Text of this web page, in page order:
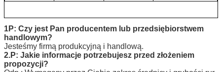
1P: Czy jest Pan producentem lub przedsiębiorstwem
handlowym?
Jesteśmy firmą produkcyjną i handlową.
2.P: Jakie informacje potrzebujesz przed złożeniem
propozycji?